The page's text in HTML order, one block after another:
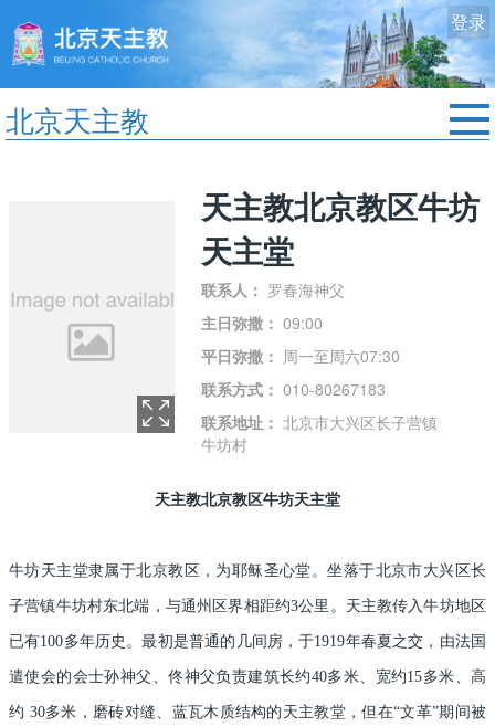
登录
北京天主教
艺术欣赏
服务中心
天主教北京教区牛坊
天主堂
联系人： 罗春海神父
主日弥撒： 09:00
平日弥撒： 周一至周六07:30
联系方式： 010-80267183
联系地址： 北京市大兴区长子营镇
牛坊村
天主教北京教区牛坊天主堂
牛坊天主堂隶属于北京教区，为耶稣圣心堂。坐落于北京市大兴区长
子营镇牛坊村东北端，与通州区界相距约3公里。天主教传入牛坊地区
已有100多年历史。最初是普通的几间房，于1919年春夏之交，由法国
遣使会的会士孙神父、佟神父负责建筑长约40多米、宽约15多米、高
约 30多米，磨砖对缝、蓝瓦木质结构的天主教堂，但在“文革”期间被